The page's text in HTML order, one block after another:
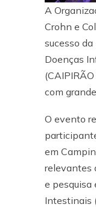
A
Crohn e
sucesso
Doenças
com
O evento
em
relevantes
e pesquisa
Intestinais